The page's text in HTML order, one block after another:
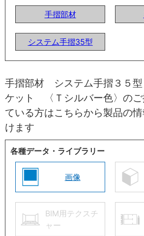
手摺部材
システム手摺35型
手摺部材 システム手摺３５
ケット 〈Ｔシルバー色〉のご
ている方はこちらから製品の
けます
各種データ・ライブラリー
画像
BIM用テクスチ
ャー